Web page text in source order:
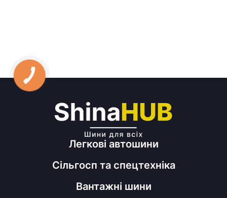
Легкові автошини
Сільгосп та спецтехніка
Вантажні шини